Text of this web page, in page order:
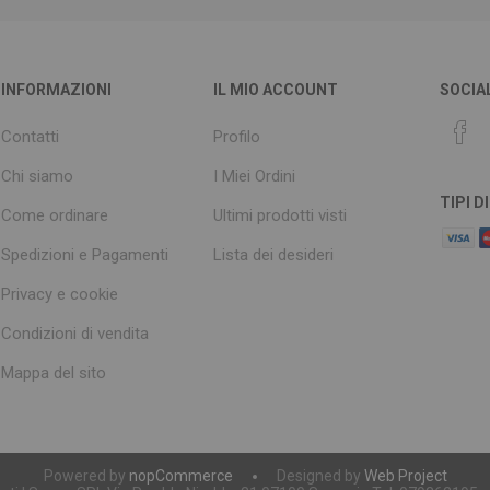
INFORMAZIONI
Contatti
Chi siamo
Come ordinare
Spedizioni e Pagamenti
Privacy e cookie
Condizioni di vendita
Mappa del sito
IL MIO ACCOUNT
Profilo
I Miei Ordini
Ultimi prodotti visti
Lista dei desideri
TIPI
Powered by nopCommerce Designed by Web Project